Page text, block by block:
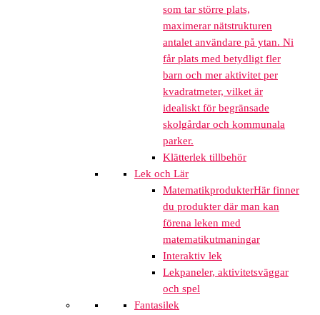
som tar större plats,
maximerar nätstrukturen
antalet användare på ytan. Ni
får plats med betydligt fler
barn och mer aktivitet per
kvadratmeter, vilket är
idealiskt för begränsade
skolgårdar och kommunala
parker.
Klätterlek tillbehör
Lek och Lär
MatematikprodukterHär finner
du produkter där man kan
förena leken med
matematikutmaningar
Interaktiv lek
Lekpaneler, aktivitetsväggar
och spel
Fantasilek